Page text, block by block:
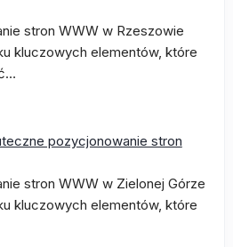
stron WWW w Rzeszowie
kluczowych elementów, które
pozycjonowanie stron
stron WWW w Zielonej Górze
kluczowych elementów, które